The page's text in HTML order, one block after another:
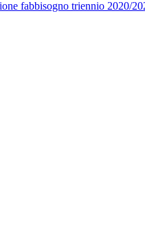
fabbisogno triennio 2020/